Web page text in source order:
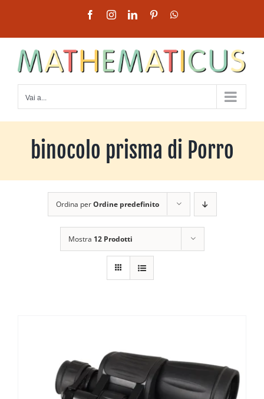
contenuto
FacebookInstagramLinkedInPinterest
Vai a...
binocolo prisma di Porro
Ordina perOrdine predefinito
Mostra 12 Prodotti